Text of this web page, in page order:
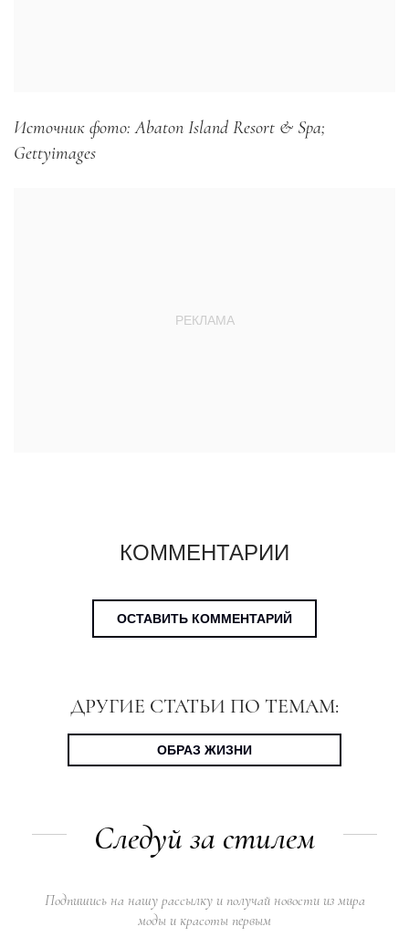
Источник фото: Abaton Island Resort & Spa;
Gettyimages
КОММЕНТАРИИ
ОСТАВИТЬ КОММЕНТАРИЙ
ДРУГИЕ СТАТЬИ ПО ТЕМАМ:
ОБРАЗ ЖИЗНИ
Следуй за стилем
Подпишись на нашу рассылку и получай новости из мира
моды и красоты первым